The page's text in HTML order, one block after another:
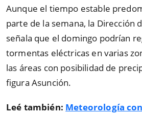
Aunque el tiempo estable
parte de la semana, la Dirección
señala que el domingo podrían
tormentas eléctricas en varias
las áreas con posibilidad de
figura Asunción.
Leé también: Meteorología